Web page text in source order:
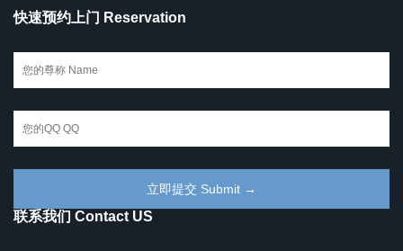
快速预约上门 Reservation
联系我们 Contact US